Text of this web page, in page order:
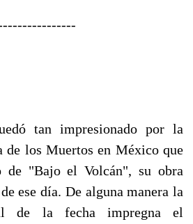
tan impresionado por la
de los Muertos en México que
de "Bajo el Volcán", su obra
ese día. De alguna manera la
de la fecha impregna el